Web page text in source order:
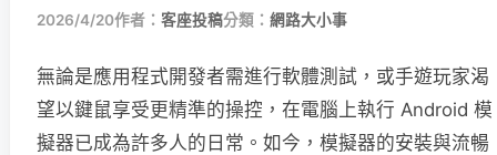
2026/4/20作者： 客座投稿分類： 網路大小事
無論是應用程式開發者需進行軟體測試，或手遊玩家渴
望以鍵鼠享受更精準的操控，在電腦上執行 Android 模
擬器已成為許多人的日常。如今，模擬器的安裝與流暢